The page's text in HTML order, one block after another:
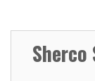
Sherco